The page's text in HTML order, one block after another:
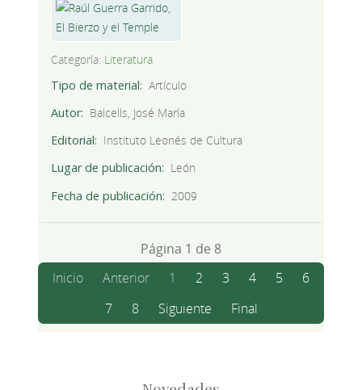
Categoría: Literatura
Tipo de material
Artículo
Autor
Balcells, José María
Editorial
Instituto Leonés de Cultura
Lugar de publicación
León
Fecha de publicación
2009
Página 1 de 8
Inicio
Anterior 1 2 3 4 5
6
7
8 Siguiente Final